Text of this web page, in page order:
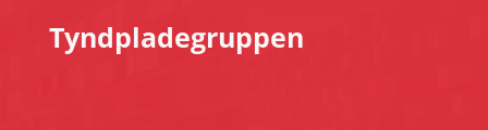
Tyndpladegruppen